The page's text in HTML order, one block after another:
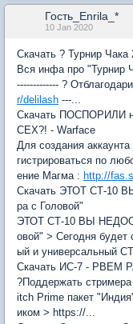
Гость_Enrila_*
10 Jan 2020
Скачать ? Турнир
Вся инфа про "Турнир
------------- ?
r/delilash ---...
Скачать ПОСПОРИЛИ
СЕХ?! - Warface
Для создания
гистрироваться по
ение Магма : http://
Скачать ЭТОТ СТ-10
ра с Головой"
ЭТОТ СТ-10 ВЫ
овой" > Сегодня будет
ый и универсальный
Скачать ИС-7 -
?Поддержать
itch Prime пакет
иком > https://...